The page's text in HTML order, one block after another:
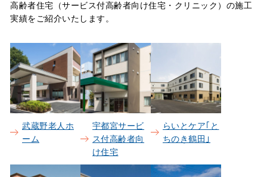
高齢者住宅（サービス付高齢者向け住宅・クリニック）の施工
実績をご紹介いたします。
武蔵野老人ホ
ーム
宇都宮サービ
ス付高齢者向
け住宅
らいとケア｢と
ちのき鶴田｣